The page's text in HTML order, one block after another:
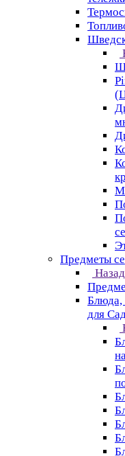
Предметы
Назад
Блюда,
для